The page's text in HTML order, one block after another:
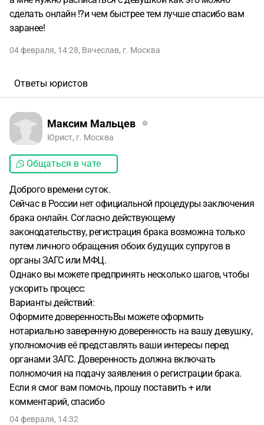
сделать онлайн !?и чем быстрее тем лучше спасибо вам
заранее!
04 февраля, 14:28, Вячеслав, г. Москва
Ответы юристов
Максим Мальцев
Юрист, г. Москва
Общаться в чате
Доброго времени суток.
Сейчас в России нет официальной процедуры заключения
брака онлайн. Согласно действующему
законодательству, регистрация брака возможна только
путем личного обращения обоих будущих супругов в
органы ЗАГС или МФЦ.
Однако вы можете предпринять несколько шагов, чтобы
ускорить процесс:
Варианты действий:
Оформите доверенностьВы можете оформить
нотариально заверенную доверенность на вашу девушку,
уполномочив её представлять ваши интересы перед
органами ЗАГС. Доверенность должна включать
полномочия на подачу заявления о регистрации брака.
Если я смог вам помочь, прошу поставить + или
комментарий, спасибо
04 февраля, 14:32